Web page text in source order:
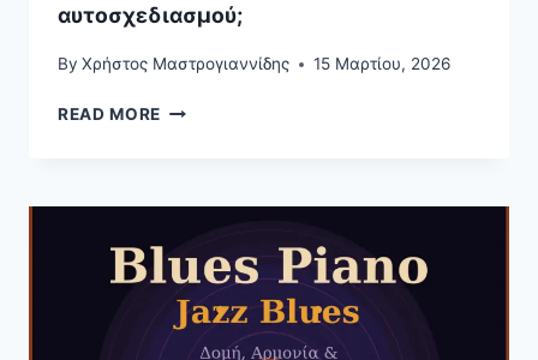
αυτοσχεδιασμού;
By Χρήστος Μαστρογιαννίδης 15 Μαρτίου, 2026
READ MORE JAZZ
LICKS:
ΕΊΝΑΙ
Η
ΠΡΑΓΜΑΤΙΚΉ
ΓΛΏΣΣΑ